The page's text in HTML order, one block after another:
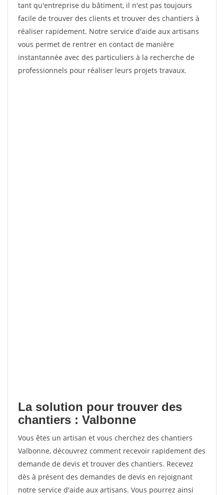
tant qu'entreprise du bâtiment, il n'est pas toujours
facile de trouver des clients et trouver des chantiers à
réaliser rapidement. Notre service d'aide aux artisans
vous permet de rentrer en contact de manière
instantannée avec des particuliers à la recherche de
professionnels pour réaliser leurs projets travaux.
La solution pour trouver des
chantiers : Valbonne
Vous êtes un artisan et vous cherchez des chantiers
Valbonne, découvrez comment recevoir rapidement des
demande de devis et trouver des chantiers. Recevez
dès à présent des demandes de devis en rejoignant
notre service d'aide aux artisans. Vous pourrez ainsi